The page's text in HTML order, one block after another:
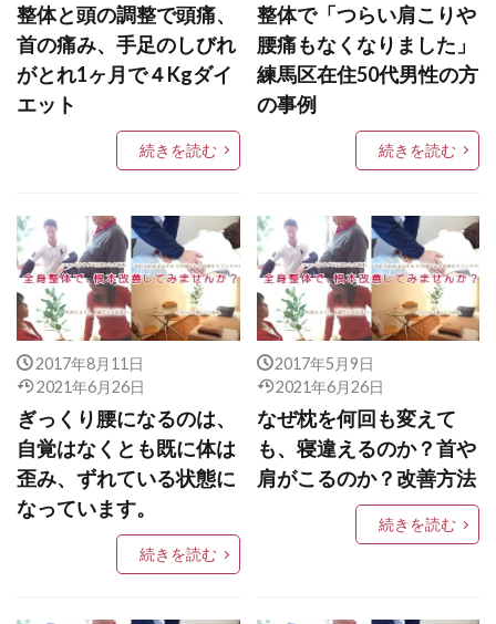
整体と頭の調整で頭痛、
首の痛み、手足のしびれ
がとれ1ヶ月で４Kgダイ
エット
続きを読む
整体で「つらい肩こりや
腰痛もなくなりました」
練馬区在住50代男性の方
の事例
続きを読む
2017年8月11日
2021年6月26日
ぎっくり腰になるのは、
自覚はなくとも既に体は
歪み、ずれている状態に
なっています。
続きを読む
2017年5月9日
2021年6月26日
なぜ枕を何回も変えて
も、寝違えるのか？首や
肩がこるのか？改善方法
続きを読む